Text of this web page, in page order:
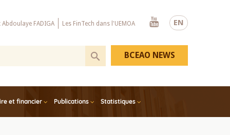
EN
Abdoulaye FADIGA Les FinTech dans l'UEMOA
Youtube
et financier Publications Statistiques
BCEAO NEWS